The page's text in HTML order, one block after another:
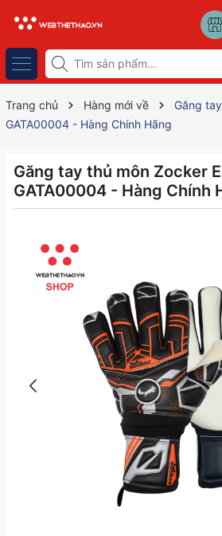
Trang chủ Hàng mới về
Găng
GATA00004 - Hàng Chính Hãng
Găng tay thủ môn Zocker
GATA00004 - Hàng Chính